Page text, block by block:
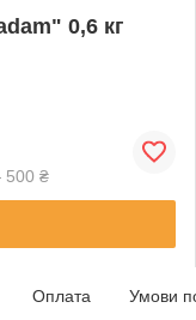
0,6 кг
500 ₴
Оплата Умови